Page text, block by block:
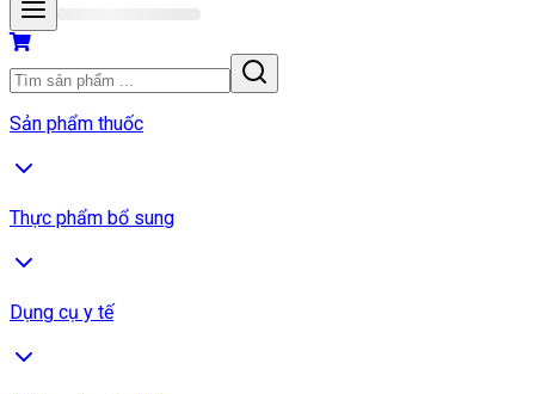
Sản phẩm thuốc
Thực phẩm bổ sung
Dụng cụ y tế